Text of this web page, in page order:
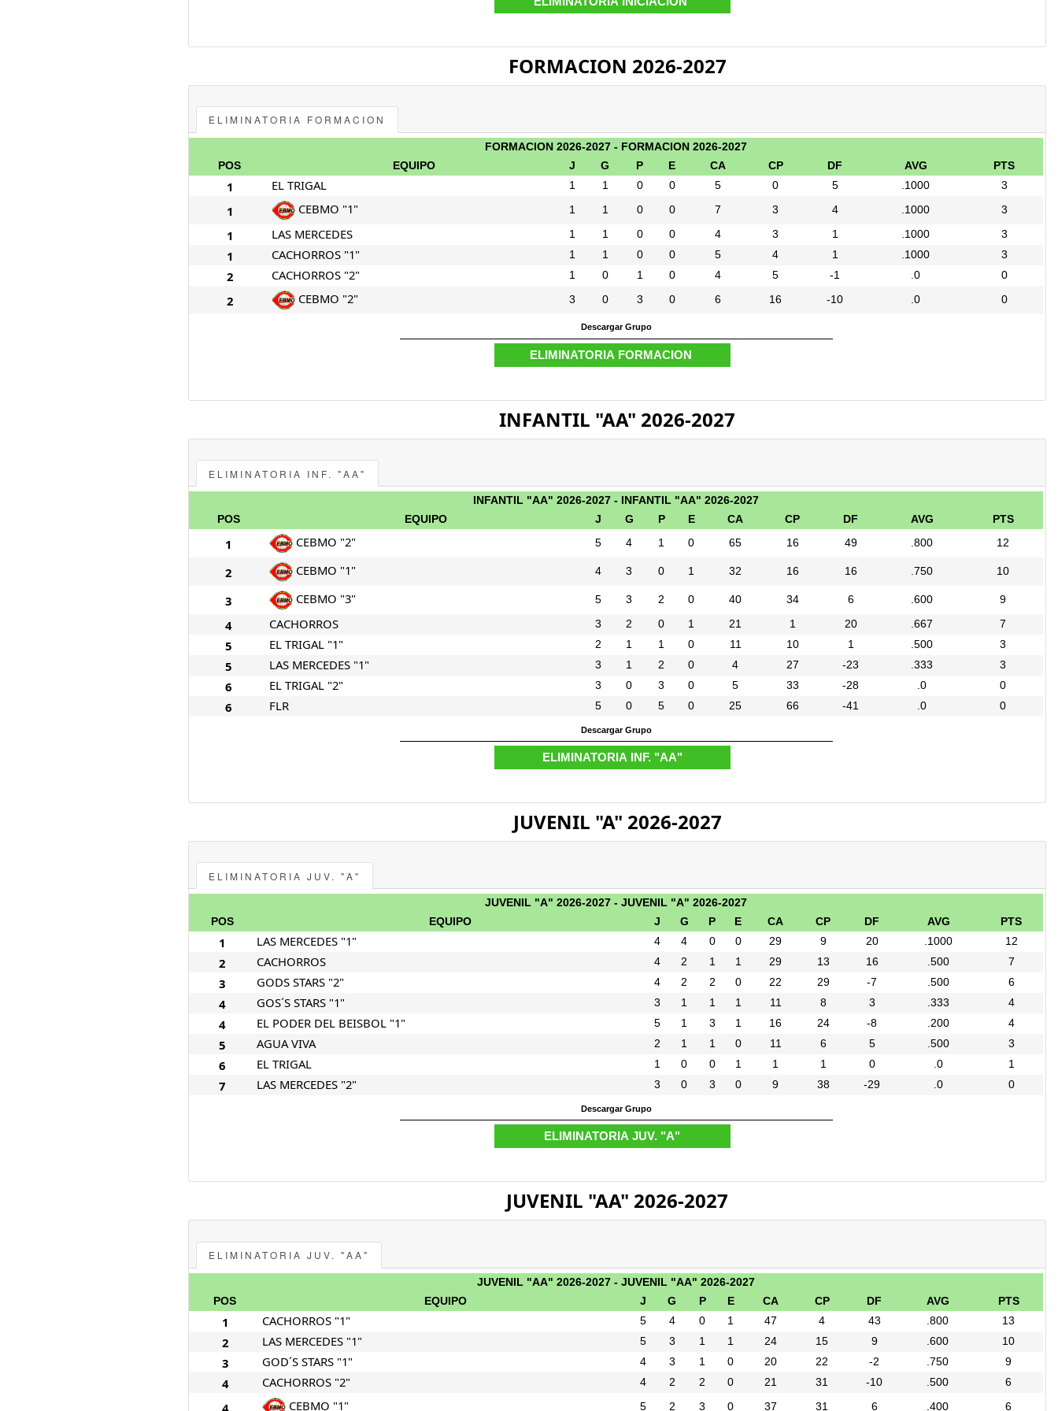
FORMACION 2026-2027
ELIMINATORIA FORMACION
FORMACION 2026-2027 - FORMACION 2026-2027
POS
EQUIPO J G P E CA CP DF AVG PTS
1 EL TRIGAL 1 1 0 0 5 0 5 .1000 3
1 CEBMO "1" 1 1 0 0 7 3 4 .1000 3
1 LAS MERCEDES 1 1 0 0 4 3 1 .1000 3
1 CACHORROS "1" 1 1 0 0 5 4 1 .1000 3
2 CACHORROS "2" 1 0 1 0 4 5 -1 .0 0
2 CEBMO "2" 3 0 3 0 6 16 -10 .0 0
INFANTIL "AA" 2026-2027
ELIMINATORIA INF. "AA"
INFANTIL "AA" 2026-2027 - INFANTIL "AA" 2026-2027
POS
EQUIPO J G P E CA CP DF AVG PTS
1 CEBMO "2" 5 4 1 0 65 16 49 .800 12
2 CEBMO "1" 4 3 0 1 32 16 16 .750 10
3 CEBMO "3" 5 3 2 0 40 34 6 .600 9
4 CACHORROS 3 2 0 1 21 1 20 .667 7
5 EL TRIGAL "1" 2 1 1 0 11 10 1 .500 3
5 LAS MERCEDES "1" 3 1 2 0 4 27 -23 .333 3
6 EL TRIGAL "2" 3 0 3 0 5 33 -28 .0 0
6 FLR 5 0 5 0 25 66 -41 .0 0
JUVENIL "A" 2026-2027
ELIMINATORIA JUV. "A"
JUVENIL "A" 2026-2027 - JUVENIL "A" 2026-2027
POS
EQUIPO J G P E CA CP DF AVG PTS
1 LAS MERCEDES "1" 4 4 0 0 29 9 20 .1000 12
2 CACHORROS 4 2 1 1 29 13 16 .500 7
3 GODS STARS "2" 4 2 2 0 22 29 -7 .500 6
4 GOS´S STARS "1" 3 1 1 1 11 8 3 .333 4
4 EL PODER DEL BEISBOL "1" 5 1 3 1 16 24 -8 .200 4
5 AGUA VIVA 2 1 1 0 11 6 5 .500 3
6 EL TRIGAL 1 0 0 1 1 1 0 .0 1
7 LAS MERCEDES "2" 3 0 3 0 9 38 -29 .0 0
JUVENIL "AA" 2026-2027
ELIMINATORIA JUV. "AA"
JUVENIL "AA" 2026-2027 - JUVENIL "AA" 2026-2027
POS
EQUIPO J G P E CA CP DF AVG PTS
1 CACHORROS "1" 5 4 0 1 47 4 43 .800 13
2 LAS MERCEDES "1" 5 3 1 1 24 15 9 .600 10
3 GOD´S STARS "1" 4 3 1 0 20 22 -2 .750 9
4 CACHORROS "2" 4 2 2 0 21 31 -10 .500 6
4 CEBMO "1" 5 2 3 0 37 31 6 .400 6